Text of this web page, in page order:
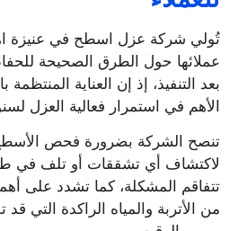
تُولي شركة عزل اسطح في عنيزة
عملائها حول الطرق الصحيحة
بعد التنفيذ، إذ إن العناية
الأهم في استمرار فعالية العزل
تنصح الشركة بضرورة فحص
لاكتشاف أي تشققات أو تلف في
تتفاقم المشكلة، كما تشدد على
من الأتربة والمياه الراكدة التي